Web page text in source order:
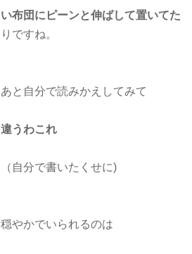
布団にピーンと伸ばして置いてた
ですね。
と自分で読みかえしてみて
うわこれ
自分で書いたくせに)
やかでいられるのは